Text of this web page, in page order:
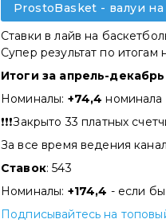
ProstoBasket - валуи
Ставки в лайв на
Супер результат по итогам
Итоги за апрель-
Номиналы: +74,4номинала
❗️❗️❗️Закрыто 33 платных
За все время ведения
Ставок: 543
Номиналы: +174,4 - если
Подписывайтесь на